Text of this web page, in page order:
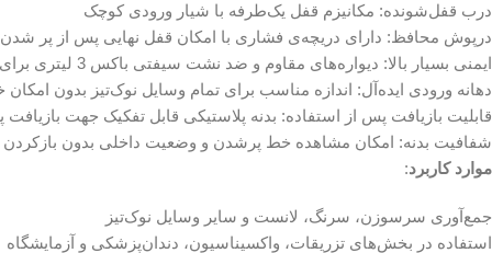
درب قفل‌شونده: مکانیزم قفل یک‌طرفه با شیار ورودی کوچک
درپوش محافظ: دارای دریچه‌ی فشاری با امکان قفل نهایی پس از پر شدن
ایمنی بسیار بالا: دیواره‌های مقاوم و ضد نشت سیفتی باکس 3 لیتری برای جلوگیری از سوراخ‌شدن و آلودگی محیط
دهانه ورودی ایده‌آل: اندازه مناسب برای تمام وسایل نوک‌تیز بدون
قابلیت بازیافت پس از استفاده: بدنه پلاستیکی قابل تفکیک جهت
شفافیت بدنه: امکان مشاهده خط پرشدن و وضعیت داخلی بدون بازکردن
موارد کاربرد:
جمع‌آوری سرسوزن، سرنگ، لانست و سایر وسایل نوک‌تیز
استفاده در بخش‌های تزریقات، واکسیناسیون، دندان‌پزشکی و آزمایشگاه